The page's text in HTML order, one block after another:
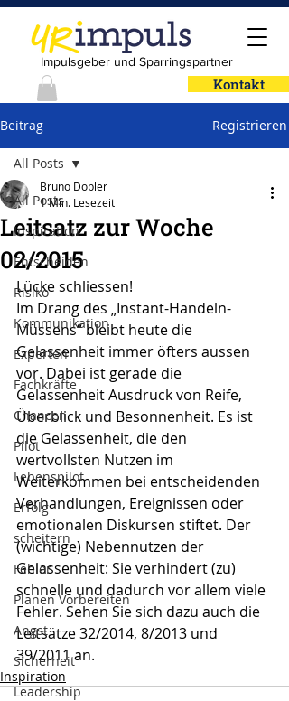
Impulsgeber und Sparringspartner
Kontakt
Beitrag Registrieren
All Posts
Inspiration
Entscheiden
Risiko
Kommunikation
Experten
Fachkräfte
Chancen
Pilot
Lebenspilot
Erfolg
scheitern
Fehler
Planen Vorbereiten
Angst
Sicherheit
Leadership
All Posts
Leitsatz zur Woche
02/2015
Bruno Dobler
1 Min. Lesezeit
Lücke schliessen!
Im Drang des „Instant-Handeln-
Müssens“ bleibt heute die
Gelassenheit immer öfters aussen
vor. Dabei ist gerade die
Gelassenheit Ausdruck von Reife,
Überblick und Besonnenheit. Es ist
die Gelassenheit, die den
wertvollsten Nutzen im
Weiterkommen bei entscheidenden
Verhandlungen, Ereignissen oder
emotionalen Diskursen stiftet. Der
(wichtige) Nebennutzen der
Gelassenheit: Sie verhindert (zu)
schnelle und dadurch vor allem viele
Fehler. Sehen Sie sich dazu auch die
Leitsätze 32/2014, 8/2013 und
39/2011 an.
Inspiration